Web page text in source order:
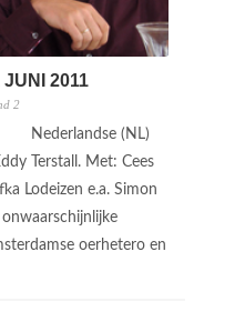
JUNI 2011
2
Nederlandse (NL)
Terstall. Met: Cees
Lodeizen e.a. Simon
oerhetero en